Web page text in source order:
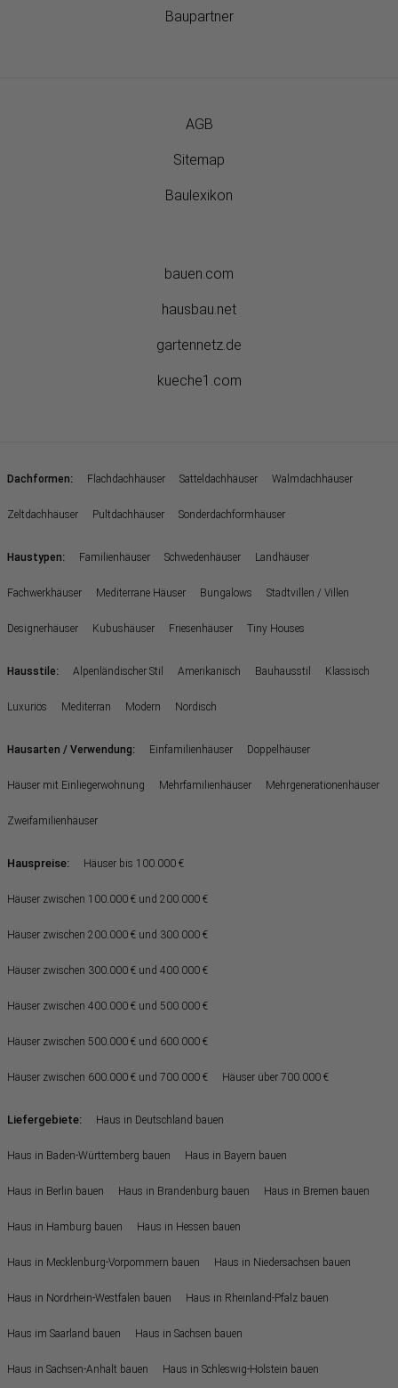
Baupartner
AGB
Sitemap
Baulexikon
bauen.com
hausbau.net
gartennetz.de
kueche1.com
Dachformen: Flachdachhäuser Satteldachhäuser Walmdachhäuser
Zeltdachhäuser Pultdachhäuser Sonderdachformhäuser
Haustypen: Familienhäuser Schwedenhäuser Landhäuser
Fachwerkhäuser Mediterrane Häuser Bungalows Stadtvillen / Villen
Designerhäuser Kubushäuser Friesenhäuser Tiny Houses
Hausstile: Alpenländischer Stil Amerikanisch Bauhausstil Klassisch
Luxuriös Mediterran Modern Nordisch
Hausarten / Verwendung: Einfamilienhäuser Doppelhäuser
Häuser mit Einliegerwohnung Mehrfamilienhäuser Mehrgenerationenhäuser
Zweifamilienhäuser
Hauspreise: Häuser bis 100.000 €
Häuser zwischen 100.000 € und 200.000 €
Häuser zwischen 200.000 € und 300.000 €
Häuser zwischen 300.000 € und 400.000 €
Häuser zwischen 400.000 € und 500.000 €
Häuser zwischen 500.000 € und 600.000 €
Häuser zwischen 600.000 € und 700.000 € Häuser über 700.000 €
Liefergebiete: Haus in Deutschland bauen
Haus in Baden-Württemberg bauen Haus in Bayern bauen
Haus in Berlin bauen Haus in Brandenburg bauen Haus in Bremen bauen
Haus in Hamburg bauen Haus in Hessen bauen
Haus in Mecklenburg-Vorpommern bauen Haus in Niedersachsen bauen
Haus in Nordrhein-Westfalen bauen Haus in Rheinland-Pfalz bauen
Haus im Saarland bauen Haus in Sachsen bauen
Haus in Sachsen-Anhalt bauen Haus in Schleswig-Holstein bauen